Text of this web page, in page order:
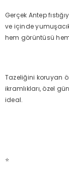
Gerçek Antep
ve içinde
hem görüntüsü
Tazeliğini koruyan
ikramlıkları, özel
ideal.
⭐